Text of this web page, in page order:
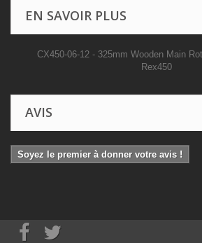
EN SAVOIR PLUS
CX450-06-12 - 325mm Wooden Main
Rex450
AVIS
Soyez le premier à donner votre avis !